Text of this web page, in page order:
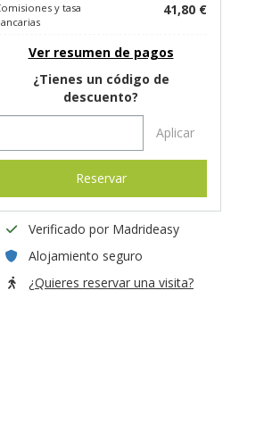
y tasa
41,80 €
Ver resumen de pagos
¿Tienes un código de
descuento?
Aplicar
Reservar
Verificado por Madrideasy
Alojamiento seguro
¿Quieres reservar una visita?